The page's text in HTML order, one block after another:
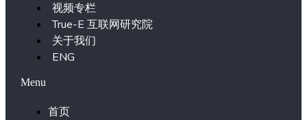
视频专栏
True-E 互联网研究院
关于我们
ENG
Menu
首页